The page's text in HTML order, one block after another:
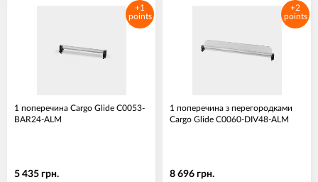
+1
points
1 поперечина Cargo Glide C0053-
BAR24-ALM
5 435 грн.
+2
points
1 поперечина з перегородками
Cargo Glide C0060-DIV48-ALM
8 696 грн.